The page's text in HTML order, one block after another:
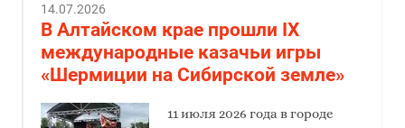
14.07.2026
В Алтайском крае прошли IX
международные казачьи игры
«Шермиции на Сибирской земле»
11 июля 2026 года в городе